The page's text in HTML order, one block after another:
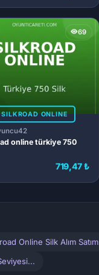
69
SILKROAD ONLINE
online türkiye 750
719,47 ₺
Online Silk Alım Satım